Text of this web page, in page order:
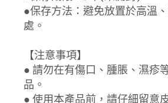
●保存方法：避免放置於高溫
處。
【注意事項】
● 請勿在有傷口、腫脹、濕疹
品。
● 使用本產品前，請仔細留意